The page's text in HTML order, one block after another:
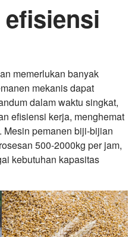
memerlukan banyak
mekanis dapat
dalam waktu singkat,
efisiensi kerja, menghemat
Mesin pemanen biji-bijian
500-2000kg per jam,
kebutuhan kapasitas